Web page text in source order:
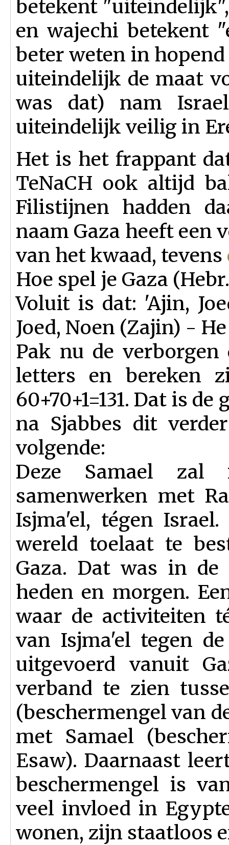
betekent
en wajechi betekent
beter weten in
uiteindelijk de maat
was dat) nam
uiteindelijk veilig in
Het is het frappant
TeNaCH ook altijd
Filistijnen hadden
naam Gaza heeft een
van het kwaad, tevens
Hoe spel je Gaza
Voluit is dat: 'Ajin,
Joed, Noen (Zajin) -
Pak nu de
letters en bereken
60+70+1=131. Dat is
na Sjabbes dit
volgende:
Deze Samael
samenwerken met
Isjma'el, tégen
wereld toelaat te
Gaza. Dat was in
heden en morgen.
waar de activiteiten
van Isjma'el tegen
uitgevoerd vanuit
verband te zien
(beschermengel van
met Samael
Esaw). Daarnaast
beschermengel is
veel invloed in
wonen, zijn staatloos